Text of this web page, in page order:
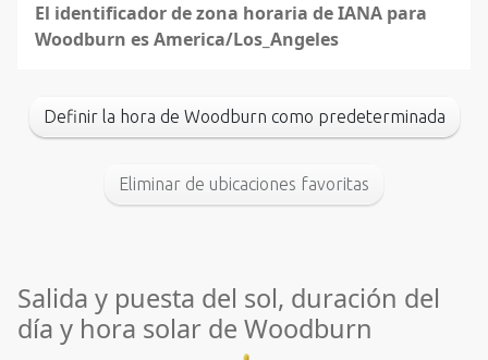
El identificador de zona horaria de IANA para
Woodburn es America/Los_Angeles
Definir la hora de Woodburn como predeterminada
Eliminar de ubicaciones favoritas
Salida y puesta del sol, duración del
día y hora solar de Woodburn